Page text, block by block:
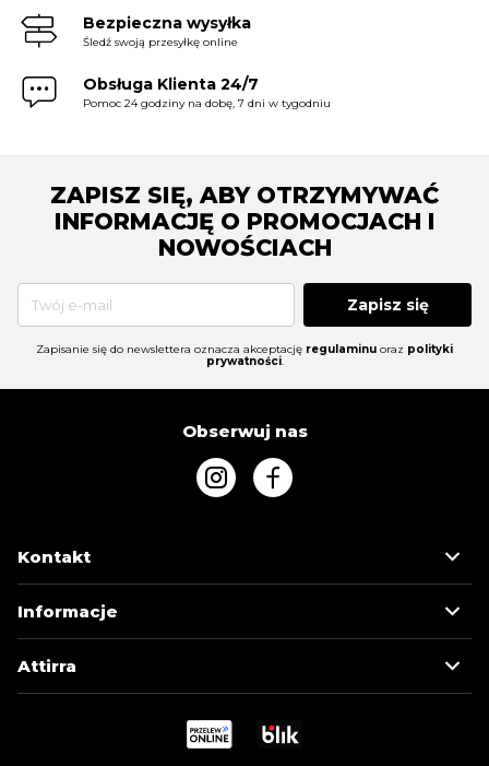
Bezpieczna wysyłka
Śledź swoją przesyłkę online
Obsługa Klienta 24/7
Pomoc 24 godziny na dobę, 7 dni w tygodniu
ZAPISZ SIĘ, ABY OTRZYMYWAĆ
INFORMACJĘ O PROMOCJACH I
NOWOŚCIACH
Zapisz się
Zapisanie się do newslettera oznacza akceptację regulaminu oraz polityki
prywatności.
Obserwuj nas
Kontakt
Informacje
Attirra